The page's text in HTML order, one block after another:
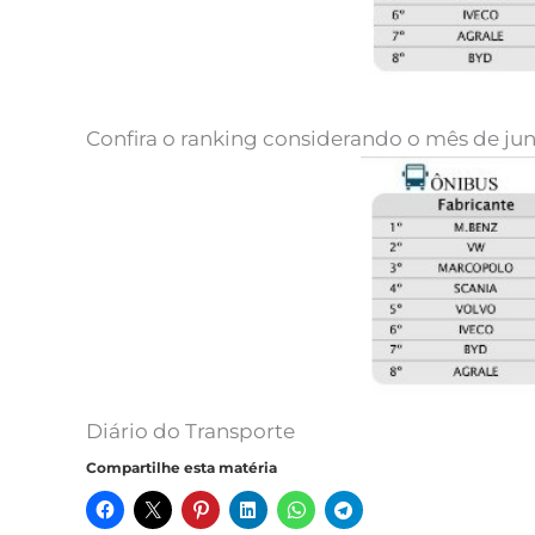
Confira o ranking considerando o mês de
Diário do Transporte
Compartilhe esta matéria